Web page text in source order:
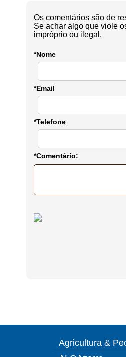
Os comentários são de
Se achar algo que viole
impróprio ou ilegal.
*Nome
*Email
*Telefone
*Comentário:
Agricultura &